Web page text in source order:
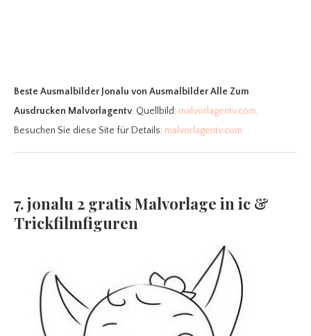
Beste Ausmalbilder Jonalu von Ausmalbilder Alle Zum
Ausdrucken Malvorlagentv. Quellbild: malvorlagentv.com.
Besuchen Sie diese Site für Details: malvorlagentv.com
7. jonalu 2 gratis Malvorlage in ic &
Trickfilmfiguren